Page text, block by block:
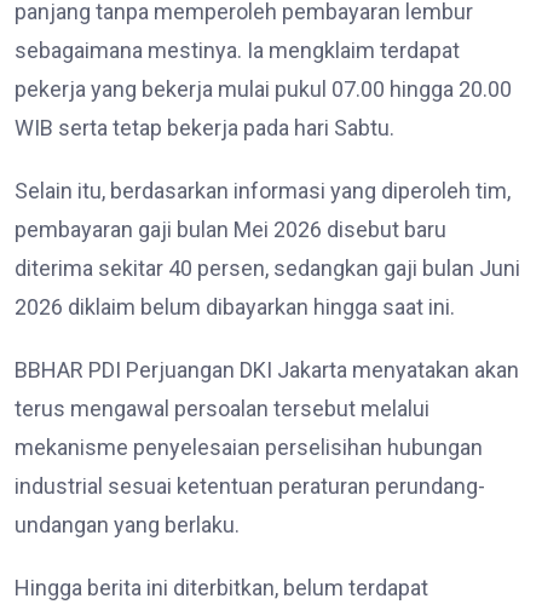
panjang tanpa memperoleh pembayaran lembur
sebagaimana mestinya. Ia mengklaim terdapat
pekerja yang bekerja mulai pukul 07.00 hingga 20.00
WIB serta tetap bekerja pada hari Sabtu.
Selain itu, berdasarkan informasi yang diperoleh tim,
pembayaran gaji bulan Mei 2026 disebut baru
diterima sekitar 40 persen, sedangkan gaji bulan Juni
2026 diklaim belum dibayarkan hingga saat ini.
BBHAR PDI Perjuangan DKI Jakarta menyatakan akan
terus mengawal persoalan tersebut melalui
mekanisme penyelesaian perselisihan hubungan
industrial sesuai ketentuan peraturan perundang-
undangan yang berlaku.
Hingga berita ini diterbitkan, belum terdapat